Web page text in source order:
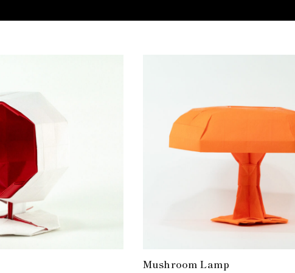
Mushroom Lamp